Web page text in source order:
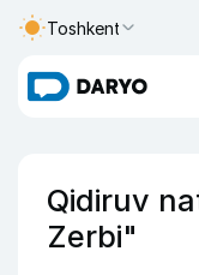
Toshkent
Qidiruv
Zerbi"